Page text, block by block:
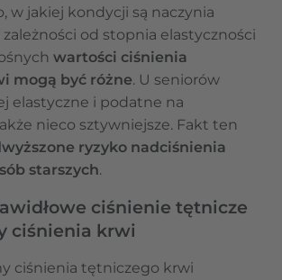
w jakiej kondycji są naczynia
zależności od stopnia elastyczności
wartości ciśnienia
mogą być różne. U seniorów
elastyczne i podatne na
nieco sztywniejsze. Fakt ten
ryzyko nadciśnienia
starszych.
ciśnienie tętnicze
ciśnienia krwi
ciśnienia tętniczego krwi